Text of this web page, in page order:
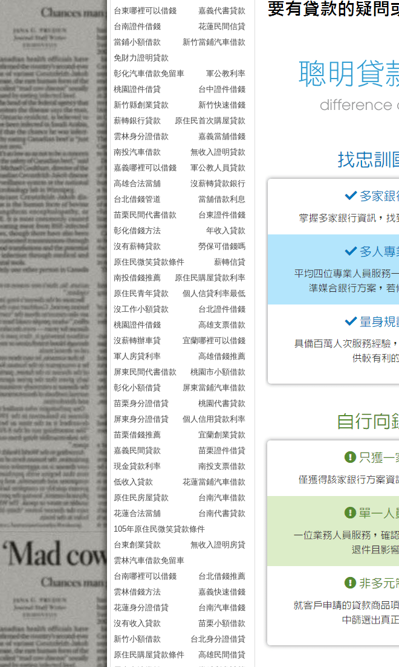
台東哪裡可以借錢
嘉義代書貸款
台南證件借錢
花蓮民間信貸
當鋪小額借款
新竹當鋪汽車借款
免財力證明貸款
彰化汽車借款免留車
軍公教利率
桃園證件借貸
台中證件借錢
新竹縣創業貸款
新竹快速借錢
薪轉銀行貸款
原住民首次購屋貸款
雲林身分證借款
嘉義當舖借錢
南投汽車借款
無收入證明貸款
嘉義哪裡可以借錢
軍公教人員貸款
高雄合法當舖
沒薪轉貸款銀行
台北借錢管道
當舖借款利息
苗栗民間代書借款
台東證件借錢
彰化借錢方法
年收入貸款
沒有薪轉貸款
勞保可借錢嗎
原住民微笑貸款條件
薪轉信貸
南投借錢推薦
原住民購屋貸款利率
原住民青年貸款
個人信貸利率最低
沒工作小額貸款
台北證件借錢
桃園證件借錢
高雄支票借款
沒薪轉辦車貸
宜蘭哪裡可以借錢
軍人房貸利率
高雄借錢推薦
屏東民間代書借款
桃園市小額借款
彰化小額借貸
屏東當鋪汽車借款
苗栗身分證借貸
桃園代書貸款
屏東身分證借貸
個人信用貸款利率
苗栗借錢推薦
宜蘭創業貸款
嘉義民間貸款
苗栗證件借貸
現金貸款利率
南投支票借款
低收入貸款
花蓮當鋪汽車借款
原住民房屋貸款
台南汽車借款
花蓮合法當舖
台南代書貸款
105年原住民微笑貸款條件
台東創業貸款
無收入證明房貸
雲林汽車借款免留車
台南哪裡可以借錢
台北借錢推薦
雲林借錢方法
嘉義快速借錢
花蓮身分證借貸
台南汽車借錢
沒有收入貸款
苗栗小額借款
新竹小額借款
台北身分證借貸
原住民購屋貸款條件
高雄民間借貸